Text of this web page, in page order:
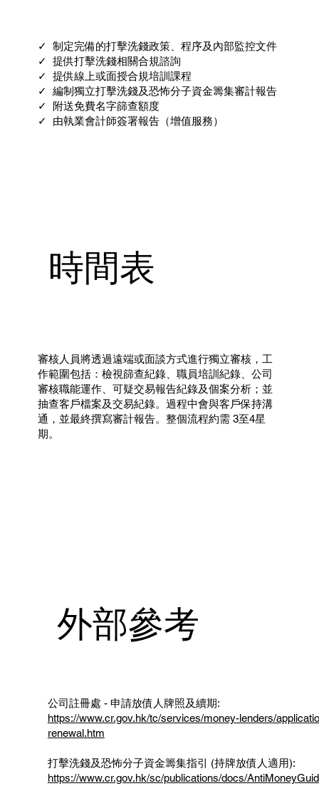
✓ 制定完備的打擊洗錢政策、程序及內部監控文件
✓ 提供打擊洗錢相關合規諮詢
✓ 提供線上或面授合規培訓課程
✓ 編制獨立打擊洗錢及恐怖分子資金籌集審計報告
✓ 附送免費名字篩查額度
✓ 由執業會計師簽署報告（增值服務）
審核人員將透過遠端或面談方式進行獨立審核，工
作範圍包括：檢視篩查紀錄、職員培訓紀錄、公司
審核職能運作、可疑交易報告紀錄及個案分析；並
抽查客戶檔案及交易紀錄。過程中會與客戶保持溝
通，並最終撰寫審計報告。整個流程約需 3至4星
期。
時間表
外部參考
公司註冊處 - 申請放債人牌照及續期:
https://www.cr.gov.hk/tc/services/money-lenders/
renewal.htm
打擊洗錢及恐怖分子資金籌集指引 (持牌放債人適用):
https://www.cr.gov.hk/sc/publications/docs/